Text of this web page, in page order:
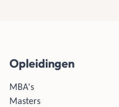
Opleidingen
MBA's
Masters